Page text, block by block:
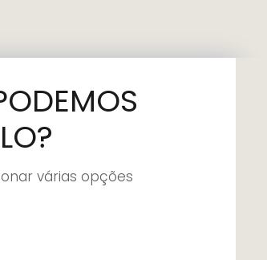
Entre em
várias opções